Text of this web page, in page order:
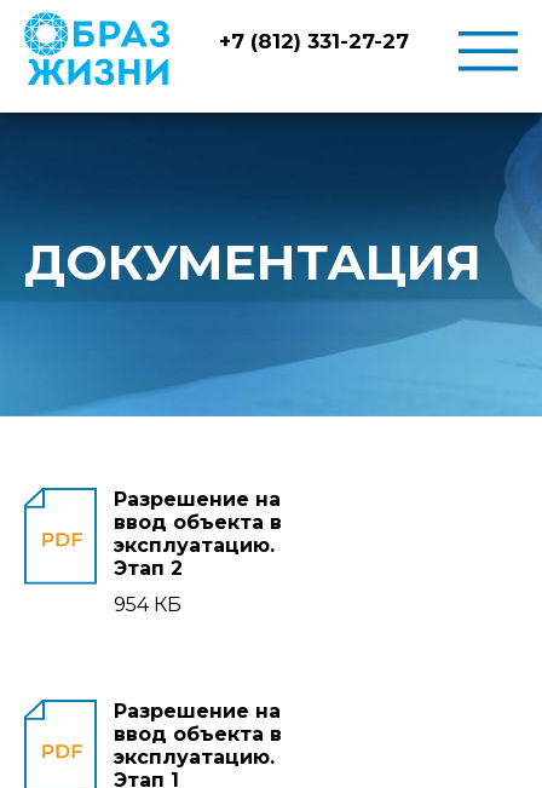
+7 (812) 331-27-27
ДОКУМЕНТАЦИЯ
Разрешение на
ввод объекта в
эксплуатацию.
Этап 2
954 КБ
Разрешение на
ввод объекта в
эксплуатацию.
Этап 1